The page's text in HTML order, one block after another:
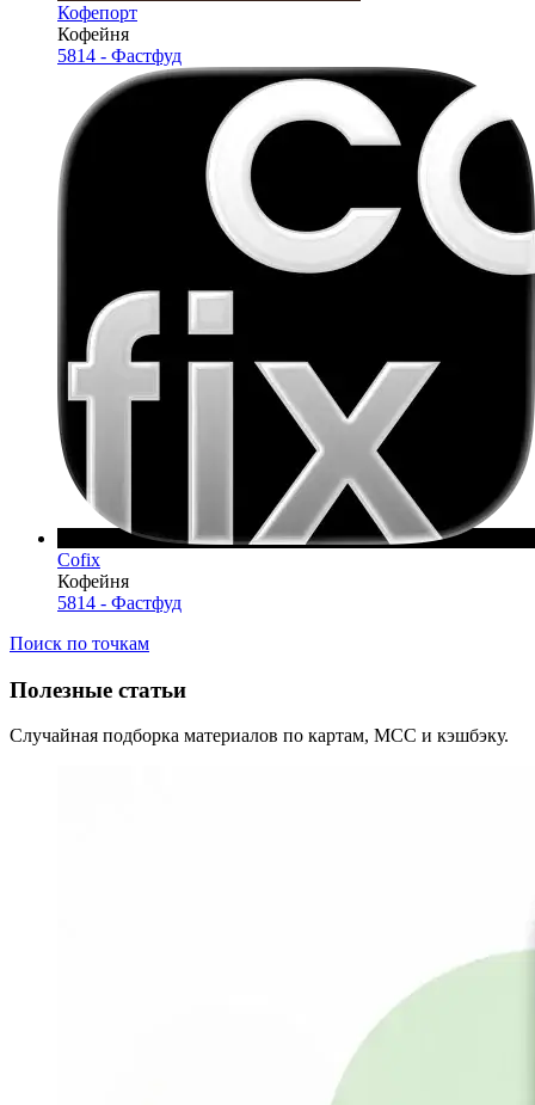
Кофепорт
Кофейня
5814 - Фастфуд
Cofix
Кофейня
5814 - Фастфуд
Поиск по точкам
Полезные статьи
Случайная подборка материалов по картам, MCC и кэшбэку.